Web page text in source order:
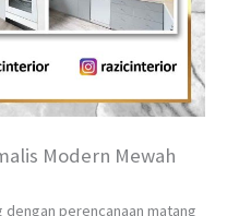
Modern Mewah
perencanaan matang